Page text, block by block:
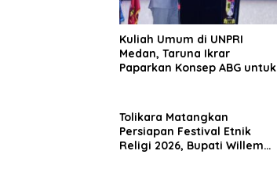
Kuliah Umum di UNPRI
Medan, Taruna Ikrar
Paparkan Konsep ABG untuk
Tolikara Matangkan
Persiapan Festival Etnik
Religi 2026, Bupati Willem